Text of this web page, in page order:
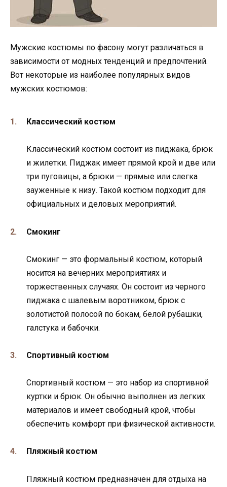
Мужские костюмы по фасону могут различаться в
зависимости от модных тенденций и предпочтений.
Вот некоторые из наиболее популярных видов
мужских костюмов:
Классический костюм
Классический костюм состоит из пиджака, брюк
и жилетки. Пиджак имеет прямой крой и две или
три пуговицы, а брюки — прямые или слегка
зауженные к низу. Такой костюм подходит для
официальных и деловых мероприятий.
Смокинг
Смокинг — это формальный костюм, который
носится на вечерних мероприятиях и
торжественных случаях. Он состоит из черного
пиджака с шалевым воротником, брюк с
золотистой полосой по бокам, белой рубашки,
галстука и бабочки.
Спортивный костюм
Спортивный костюм — это набор из спортивной
куртки и брюк. Он обычно выполнен из легких
материалов и имеет свободный крой, чтобы
обеспечить комфорт при физической активности.
Пляжный костюм
Пляжный костюм предназначен для отдыха на